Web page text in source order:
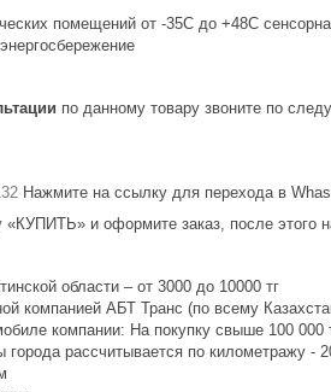
помещений от -35С до +48С
по данному товару звоните по
Нажмите на ссылку для перехода в
«КУПИТЬ» и оформите заказ, после этого
области – от 3000 до 10000 тг
компанией АБТ Транс (по всему
компании: На покупку свыше 100
города рассчитывается по километражу -